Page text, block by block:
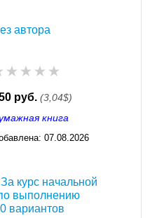
автора
руб. (3,04$)
книга
07.08.2026
курс начальной
выполнению
вариантов